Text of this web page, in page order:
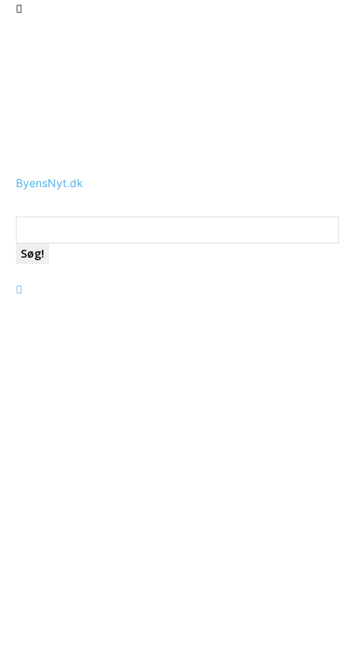
ByensNyt.dk
Søg!